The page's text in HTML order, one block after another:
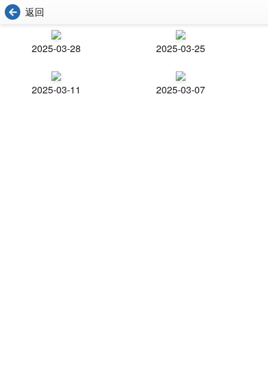
返回
2025-03-28 2025-03-25
2025-03-11 2025-03-07